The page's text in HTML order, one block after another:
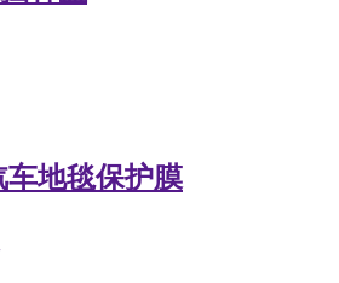
地毯保护膜